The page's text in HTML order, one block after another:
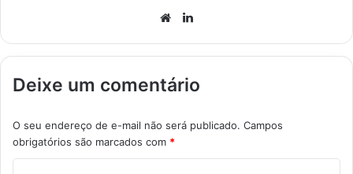
Website
Deixe um comentário
O seu endereço de e-mail não será publicado. Campos
obrigatórios são marcados com *